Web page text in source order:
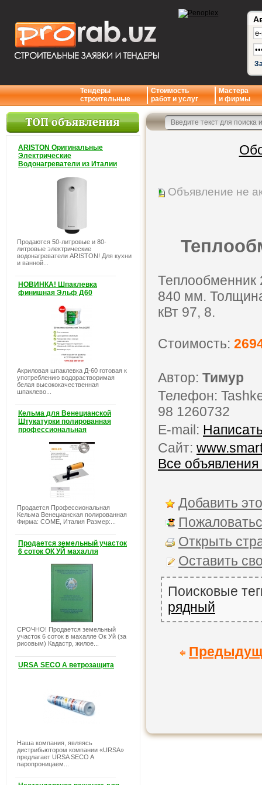
Тендеры
строительные
Стоимость
работ и услуг
Мастера
и фирмы
ARISTON Оригинальные
Электрические
Водонагреватели из Италии
Продаются 50-литровые и 80-
литровые электрические
водонагреватели ARISTON! Для кухни
и ванной...
НОВИНКА! Шпаклевка
финишная Эльф Д60
Акриловая шпаклевка Д-60 готовая к
употреблению водорастворимая
белая высококачественная
шпаклево...
Кельма для Венецианской
Штукатурки полированная
профессиональная
Продается Профессиональная
Кельма Венецианская полированная
Фирма: COME, Италия Размер:...
Продается земельный участок
6 соток ОК УЙ махалля
СРОЧНО! Продается земельный
участок 6 соток в махалле Ок Уй (за
рисовым) Кадастр, жилое...
URSA SECO A ветрозащита
Наша компания, являясь
дистрибьютором компании «URSA»
предлагает URSA SECO A
паропроницаем...
Объявление не
840 мм.
кВт 97, 8.
Стоимость:
Автор: Тимур
Телефон:
98 1260732
E-mail:
Сайт:
Все объявления
Добавить
Открыть
Оставить
Поисковые
рядный